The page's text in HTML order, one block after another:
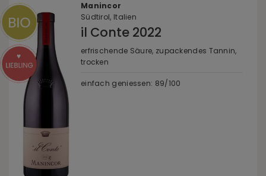
Manincor
Südtirol, Italien
il Conte 2022
erfrischende Säure, zupackendes Tannin,
trocken
einfach geniessen: 89/100